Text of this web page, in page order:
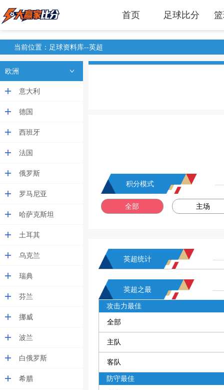
首页 足球比分
当前位置：足球资料库--英超
欧洲
意大利
德国
西班牙
法国
俄罗斯
罗马尼亚
哈萨克斯坦
土耳其
乌克兰
瑞典
芬兰
挪威
波兰
白俄罗斯
希腊
积分模式
全部 主场
英超统计
英超之最
攻击力最佳
全部
主队
客队
防守最佳